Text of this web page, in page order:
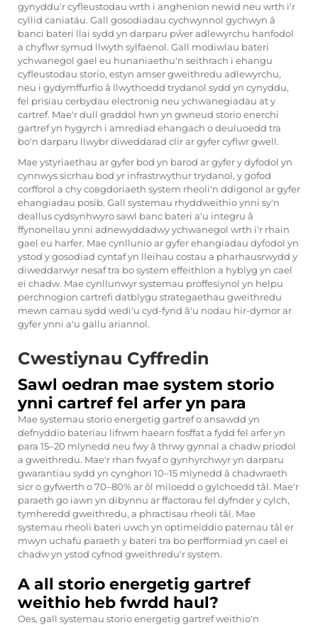
gynyddu'r cyfleustodau wrth i anghenion newid neu wrth i'r
cyllid caniatáu. Gall gosodiadau cychwynnol gychwyn â
banci bateri llai sydd yn darparu pŵer adlewyrchu hanfodol
a chyflwr symud llwyth sylfaenol. Gall modiwlau bateri
ychwanegol gael eu hunaniaethu'n seithrach i ehangu
cyfleustodau storio, estyn amser gweithredu adlewyrchu,
neu i gydymffurfio â llwythoedd trydanol sydd yn cynyddu,
fel prisiau cerbydau electronig neu ychwanegiadau at y
cartref. Mae'r dull graddol hwn yn gwneud storio enerchi
gartref yn hygyrch i amrediad ehangach o deuluoedd tra
bo'n darparu llwybr diweddarad clir ar gyfer cyflwr gwell.
Mae ystyriaethau ar gyfer bod yn barod ar gyfer y dyfodol yn
cynnwys sicrhau bod yr infrastrwythur trydanol, y gofod
corfforol a chy совgdoriaeth system rheoli'n ddigonol ar gyfer
ehangiadau posib. Gall systemau rhyddweithio ynni sy'n
deallus cydsynhwyro sawl banc bateri a'u integru â
ffynonellau ynni adnewyddadwy ychwanegol wrth i'r rhain
gael eu harfer. Mae cynllunio ar gyfer ehangiadau dyfodol yn
ystod y gosodiad cyntaf yn lleihau costau a pharhausrwydd y
diweddarwyr nesaf tra bo system effeithlon a hyblyg yn cael
ei chadw. Mae cynllunwyr systemau proffesiynol yn helpu
perchnogion cartrefi datblygu strategaethau gweithredu
mewn camau sydd wedi'u cyd-fynd â'u nodau hir-dymor ar
gyfer ynni a'u gallu ariannol.
Cwestiynau Cyffredin
Sawl oedran mae system storio
ynni cartref fel arfer yn para
Mae systemau storio energetig gartref o ansawdd yn
defnyddio baterïau lifrwm haearn fosffat a fydd fel arfer yn
para 15–20 mlynedd neu fwy â thrwy gynnal a chadw priodol
a gweithredu. Mae'r rhan fwyaf o gynhyrchwyr yn darparu
gwarantiau sydd yn cynghori 10–15 mlynedd â chadwraeth
sicr o gyfwerth o 70–80% ar ôl miloedd o gylchoedd tâl. Mae'r
paraeth go iawn yn dibynnu ar ffactorau fel dyfnder y cylch,
tymheredd gweithredu, a phractisau rheoli tâl. Mae
systemau rheoli bateri uwch yn optimeiddio paternau tâl er
mwyn uchafu paraeth y bateri tra bo perfformiad yn cael ei
chadw yn ystod cyfnod gweithredu'r system.
A all storio energetig gartref
weithio heb fwrdd haul?
Oes, gall systemau storio energetig gartref weithio'n